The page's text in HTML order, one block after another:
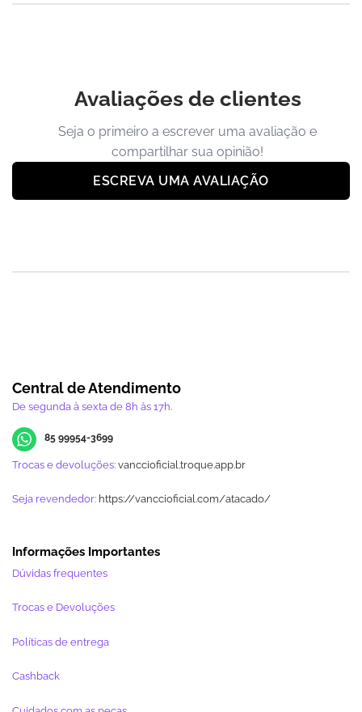
Avaliações de clientes
Seja o primeiro a escrever uma avaliação e
compartilhar sua opinião!
ESCREVA UMA AVALIAÇÃO
Central de Atendimento
De segunda à sexta de 8h às 17h.
85 99954-3699
Trocas e devoluções: vanccioficial.troque.app.br
Seja revendedor: https://vanccioficial.com/atacado/
Informações Importantes
Dúvidas frequentes
Trocas e Devoluções
Políticas de entrega
Cashback